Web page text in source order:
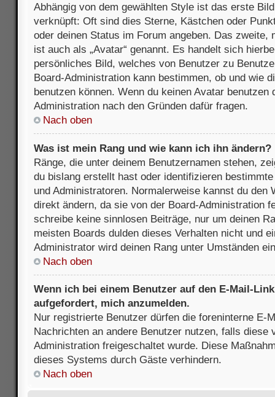
Abhängig von dem gewählten Style ist das erste
verknüpft: Oft sind dies Sterne, Kästchen oder
oder deinen Status im Forum angeben. Das zweite,
ist auch als „Avatar“ genannt. Es handelt sich
persönliches Bild, welches von Benutzer zu
Board-Administration kann bestimmen, ob und wie
benutzen können. Wenn du keinen Avatar
Administration nach den Gründen dafür fragen.
Nach oben
Was ist mein Rang und wie kann ich ihn ändern?
Ränge, die unter deinem Benutzernamen stehen,
du bislang erstellt hast oder identifizieren
und Administratoren. Normalerweise kannst du den
direkt ändern, da sie von der Board-Administration
schreibe keine sinnlosen Beiträge, nur um deinen
meisten Boards dulden dieses Verhalten nicht und
Administrator wird deinen Rang unter Umständen
Nach oben
Wenn ich bei einem Benutzer auf den E-Mail-
aufgefordert, mich anzumelden.
Nur registrierte Benutzer dürfen die foreninterne E-
Nachrichten an andere Benutzer nutzen, falls diese
Administration freigeschaltet wurde. Diese
dieses Systems durch Gäste verhindern.
Nach oben